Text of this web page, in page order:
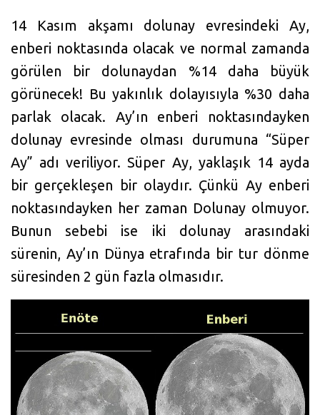
14 Kasım akşamı dolunay evresindeki Ay,
enberi noktasında olacak ve normal zamanda
görülen bir dolunaydan %14 daha büyük
görünecek! Bu yakınlık dolayısıyla %30 daha
parlak olacak. Ay’ın enberi noktasındayken
dolunay evresinde olması durumuna “Süper
Ay” adı veriliyor. Süper Ay, yaklaşık 14 ayda
bir gerçekleşen bir olaydır. Çünkü Ay enberi
noktasındayken her zaman Dolunay olmuyor.
Bunun sebebi ise iki dolunay arasındaki
sürenin, Ay’ın Dünya etrafında bir tur dönme
süresinden 2 gün fazla olmasıdır.